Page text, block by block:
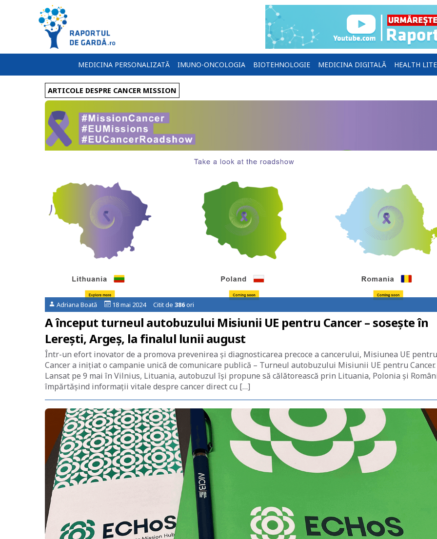
MEDICINA PERSONALIZATĂ IMUNO-ONCOLOGIA BIOTEHNOLOGIE MEDICINA DIGITALĂ HEALTH
ARTICOLE DESPRE CANCER MISSION
Adriana Boată 18 mai 2024 Citit de 386ori
A început turneul autobuzului Misiunii UE pentru Cancer – sosește în
Lerești, Argeș, la finalul lunii august
Într-un efort inovator de a promova prevenirea și diagnosticarea precoce a cancerului, Misiunea UE pentru
Cancer a inițiat o campanie unică de comunicare publică – Turneul autobuzului Misiunii UE pentru Cancer.
Lansat pe 9 mai în Vilnius, Lituania, autobuzul își propune să călătorească prin Lituania, Polonia și
împărtășind informații vitale despre cancer direct cu […]